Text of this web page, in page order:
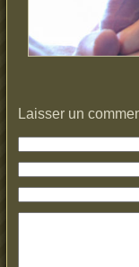
Laisser un